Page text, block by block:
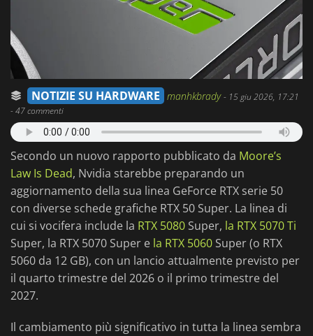
NOTIZIE SU HARDWARE manhkbrady- 15 giu 2026, 17:21
- 47 commenti
Secondo un nuovo rapporto pubblicato da Moore’s
Law Is Dead, Nvidia starebbe preparando un
aggiornamento della sua linea GeForce RTX serie 50
con diverse schede grafiche RTX 50 Super. La linea di
cui si vocifera include la RTX 5080 Super, la RTX 5070 Ti
Super, la RTX 5070 Super e la RTX 5060 Super (o RTX
5060 da 12 GB), con un lancio attualmente previsto per
il quarto trimestre del 2026 o il primo trimestre del
2027.
Il cambiamento più significativo in tutta la linea sembra